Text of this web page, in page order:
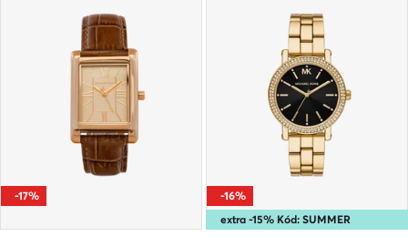
-17%
extra -15% Kód: SUMMER
-16%